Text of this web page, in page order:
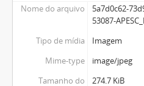
Nome do arquivo
5a7d0c62-
53087-
Tipo de mídia
Imagem
Mime-type
image/jpeg
Tamanho do
274.7 KiB